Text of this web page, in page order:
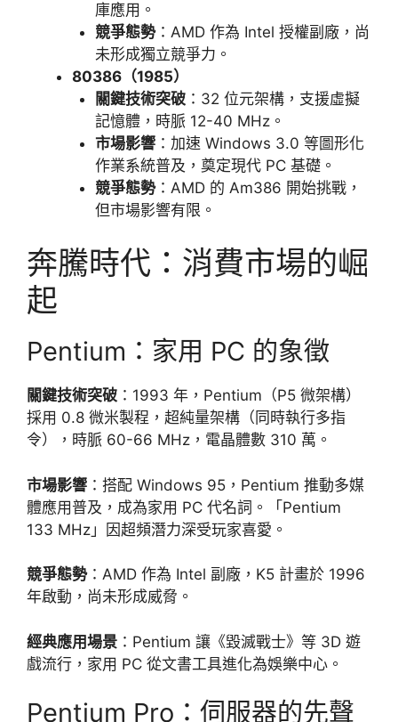
庫應用。
競爭態勢：AMD 作為 Intel 授權副廠，尚
未形成獨立競爭力。
80386（1985）
關鍵技術突破：32 位元架構，支援虛擬
記憶體，時脈 12-40 MHz。
市場影響：加速 Windows 3.0 等圖形化
作業系統普及，奠定現代 PC 基礎。
競爭態勢：AMD 的 Am386 開始挑戰，
但市場影響有限。
奔騰時代：消費市場的崛
起
Pentium：家用 PC 的象徵
關鍵技術突破 ：1993 年，Pentium（P5 微架構）
採用 0.8 微米製程，超純量架構（同時執行多指
令），時脈 60-66 MHz，電晶體數 310 萬。
市場影響 ：搭配 Windows 95，Pentium 推動多媒
體應用普及，成為家用 PC 代名詞。「Pentium
133 MHz」因超頻潛力深受玩家喜愛。
競爭態勢：AMD 作為 Intel 副廠，K5 計畫於 1996
年啟動，尚未形成威脅。
經典應用場景 ：Pentium 讓《毀滅戰士》等 3D 遊
戲流行，家用 PC 從文書工具進化為娛樂中心。
Pentium Pro：伺服器的先聲